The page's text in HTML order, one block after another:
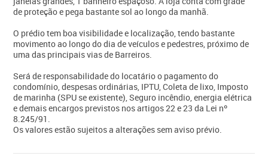
de proteção e pega bastante sol ao longo da manhã.
O prédio tem boa visibilidade e localização, tendo bastante
movimento ao longo do dia de veículos e pedestres, próximo de
uma das principais vias de Barreiros.
Será de responsabilidade do locatário o pagamento do
condomínio, despesas ordinárias, IPTU, Coleta de lixo, Imposto
de marinha (SPU se existente), Seguro incêndio, energia elétrica
e demais encargos previstos nos artigos 22 e 23 da Lei nº
8.245/91.
Os valores estão sujeitos a alterações sem aviso prévio.